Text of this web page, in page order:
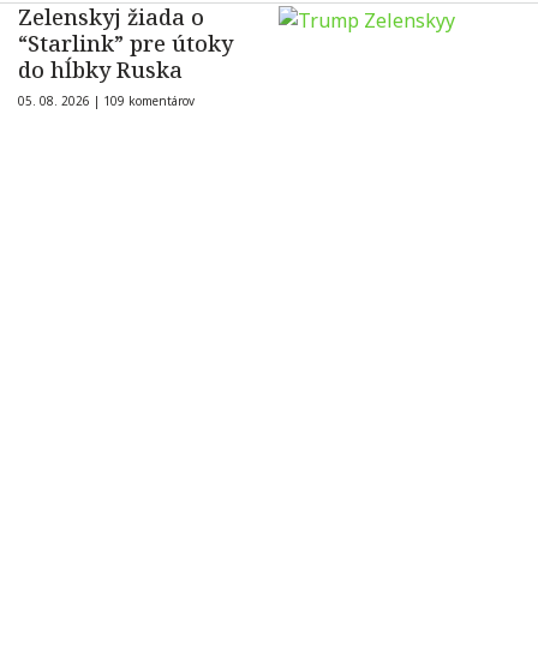
Zelenskyj žiada o
“Starlink” pre útoky
do hĺbky Ruska
05. 08. 2026 | 109 komentárov